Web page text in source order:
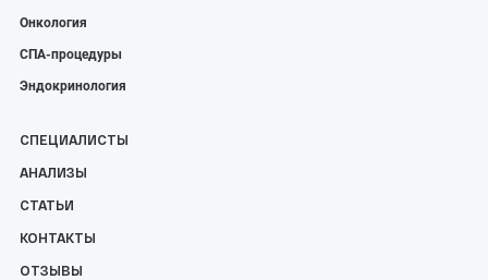
Онкология
СПА-процедуры
Эндокринология
СПЕЦИАЛИСТЫ
АНАЛИЗЫ
СТАТЬИ
КОНТАКТЫ
ОТЗЫВЫ